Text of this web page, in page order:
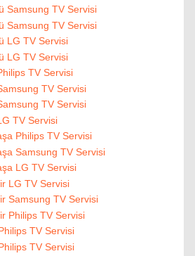
Samsung TV Servisi
Samsung TV Servisi
LG TV Servisi
LG TV Servisi
TV Servisi
TV Servisi
TV Servisi
TV Servisi
Philips TV Servisi
Samsung TV Servisi
LG TV Servisi
LG TV Servisi
Samsung TV Servisi
Philips TV Servisi
TV Servisi
TV Servisi